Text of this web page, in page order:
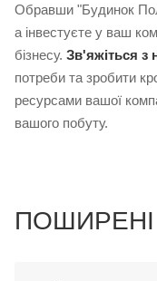
Обравши "Будинок
а інвестуєте у ваш
бізнесу. Зв'яжіться з
потреби та зробити
ресурсами вашої
вашого побуту.